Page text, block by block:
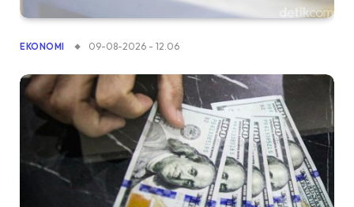
EKONOMI 09-08-2026 - 12.06